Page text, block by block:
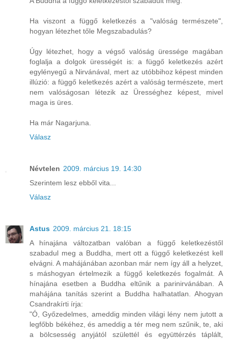
Ha viszont a függő keletkezés a "valóság természete",
hogyan létezhet tőle Megszabadulás?
Úgy létezhet, hogy a végső valóság üressége magában
foglalja a dolgok ürességét is: a függő keletkezés azért
egylényegű a Nirvánával, mert az utóbbihoz képest minden
illúzió: a függő keletkezés azért a valóság természete, mert
nem valóságosan létezik az Ürességhez képest, mivel
maga is üres.
Ha már Nagarjuna.
Válasz
Névtelen 2009. március 19. 14:30
Szerintem lesz ebből vita...
Válasz
Astus 2009. március 21. 18:15
A hínajána változatban valóban a függő keletkezéstől
szabadul meg a Buddha, mert ott a függő keletkezést kell
elvágni. A mahájánában azonban már nem így áll a helyzet,
s máshogyan értelmezik a függő keletkezés fogalmát. A
hínajána esetben a Buddha eltűnik a parinirvánában. A
mahájána tanítás szerint a Buddha halhatatlan. Ahogyan
Csandrakírti írja:
"Ó, Győzedelmes, ameddig minden világi lény nem jutott a
legfőbb békéhez, és ameddig a tér meg nem szűnik, te, aki
a bölcsesség anyjától születtél és együttérzés táplált,